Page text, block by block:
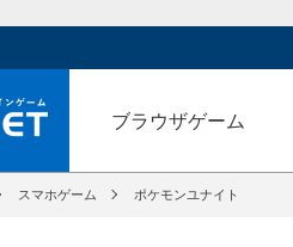
ブラウザゲーム
スマホゲーム ポケモンユナイト